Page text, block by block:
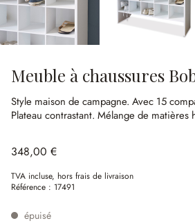
Meuble à chaussures
Style maison de campagne. Avec 15
Plateau contrastant. Mélange de matières
348,00 €
TVA incluse, hors frais de livraison
Référence : 17491
épuisé